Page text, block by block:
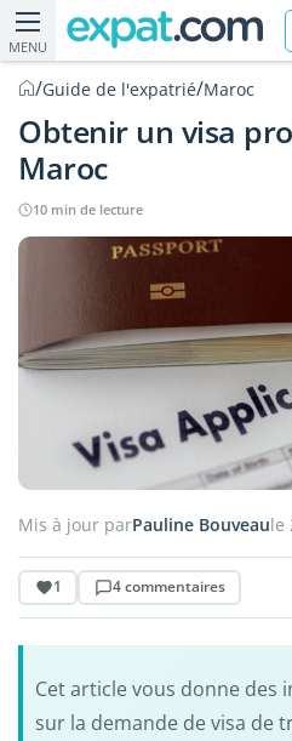
MENU
/Guide de l'expatrié/Maroc
Obtenir un visa
Maroc
10 min de lecture
Mis à jour parPauline Bouveaule
1 4 commentaires
Cet article vous donne
sur la demande de visa de